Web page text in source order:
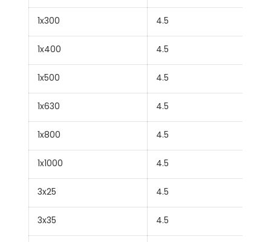
1x300 4.5
1x400 4.5
1x500 4.5
1x630 4.5
1x800 4.5
1x1000 4.5
3x25 4.5
3x35 4.5